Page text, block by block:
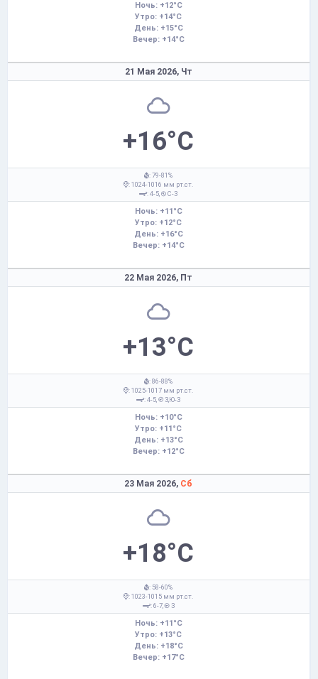
Ночь: +12°C
Утро: +14°C
День: +15°C
Вечер: +14°C
21 Мая 2026, Чт
+16°C
: 79-81%
: 1024-1016 мм рт.ст.
: 4-5,
С-З
Ночь: +11°C
Утро: +12°C
День: +16°C
Вечер: +14°C
22 Мая 2026, Пт
+13°C
: 86-88%
: 1025-1017 мм рт.ст.
: 4-5,
З,Ю-З
Ночь: +10°C
Утро: +11°C
День: +13°C
Вечер: +12°C
23 Мая 2026, Сб
+18°C
: 58-60%
: 1023-1015 мм рт.ст.
: 6-7,
З
Ночь: +11°C
Утро: +13°C
День: +18°C
Вечер: +17°C